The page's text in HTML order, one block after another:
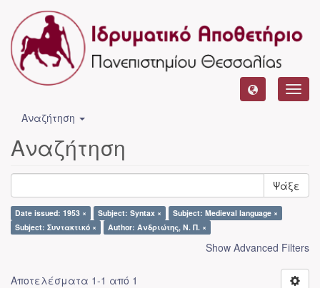
Αναζήτηση
Αναζήτηση
Ψάξε
Date issued: 1953 × Subject: Syntax ×
Subject: Medieval language ×
Subject: Συντακτικό ×
Author: Ανδριώτης, Ν. Π. ×
Show Advanced Filters
Αποτελέσματα 1-1 από 1